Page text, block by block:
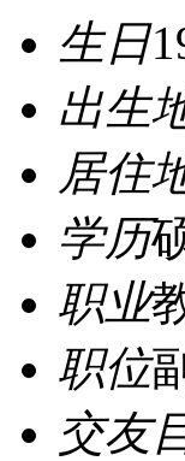
生日
出生
居住
学历
职业
职位
交友